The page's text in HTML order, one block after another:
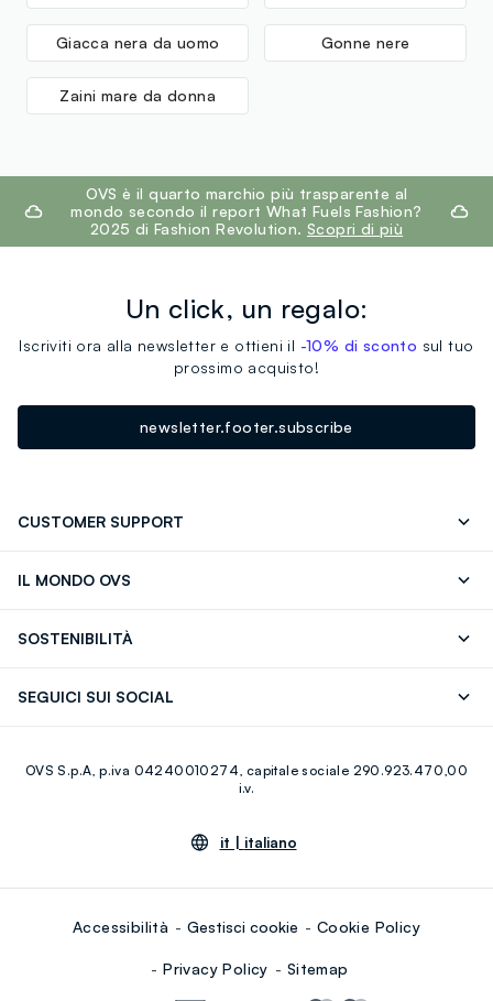
Giacca nera da uomo Gonne nere
Zaini mare da donna
footer.ariatitleOVS è il quarto marchio più trasparente al
mondo secondo il report What Fuels Fashion?
2025 di Fashion Revolution. Scopri di più
Un click, un regalo:
Iscriviti ora alla newsletter e ottieni il -10% di sconto sul tuo
prossimo acquisto!
newsletter.footer.subscribe
CUSTOMER SUPPORT
IL MONDO OVS
Giftcard
SOSTENIBILITÀ
SEGUICI SUI SOCIAL
Youtube Linkedin
OVS S.p.A, p.iva 04240010274, capitale sociale 290.923.470,00
i.v.
it | italiano
Accessibilità Gestisci cookie Cookie Policy
Privacy Policy Sitemap